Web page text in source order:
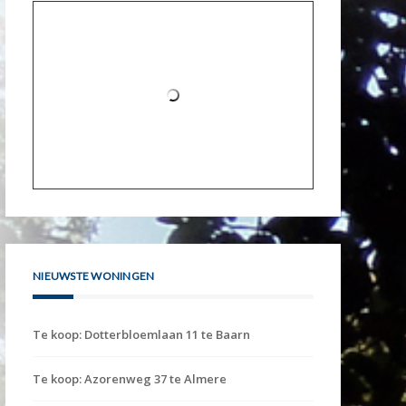
NIEUWSTE WONINGEN
Te koop: Dotterbloemlaan 11 te Baarn
Te koop: Azorenweg 37 te Almere